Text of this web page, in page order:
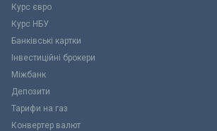
Курс євро
Курс НБУ
Банківські картки
Інвестиційні брокери
Міжбанк
Депозити
Тарифи на газ
Конвертер валют